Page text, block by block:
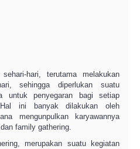
hari, terutama melakukan
sehingga diperlukan suatu
untuk penyegaran bagi setiap
ini banyak dilakukan oleh
mengunpulkan karyawannya
family gathering.
merupakan suatu kegiatan